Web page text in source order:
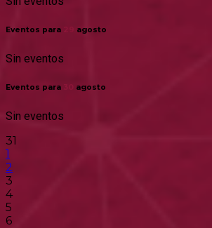
Eventos para agosto
Sin eventos
Eventos para agosto
Sin eventos
31
1
2
3
4
5
6